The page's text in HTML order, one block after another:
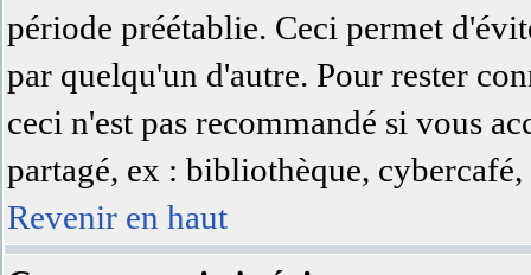
période préétablie. Ceci permet
par quelqu'un d'autre. Pour rester
ceci n'est pas recommandé si vous
partagé, ex : bibliothèque,
Revenir en haut